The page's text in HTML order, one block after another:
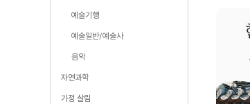
예술기행
예술일반/예술사
음악
자연과학
가정 살림